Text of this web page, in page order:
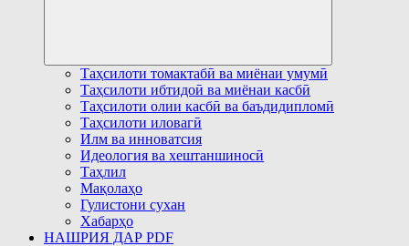
Таҳсилоти томактабӣ ва миёнаи умумӣ
Таҳсилоти ибтидоӣ ва миёнаи касбӣ
Таҳсилоти олии касбӣ ва баъдидипломӣ
Таҳсилоти иловагӣ
Илм ва инноватсия
Идеология ва хештаншиносӣ
Таҳлил
Мақолаҳо
Гулистони сухан
Хабарҳо
НАШРИЯ ДАР PDF